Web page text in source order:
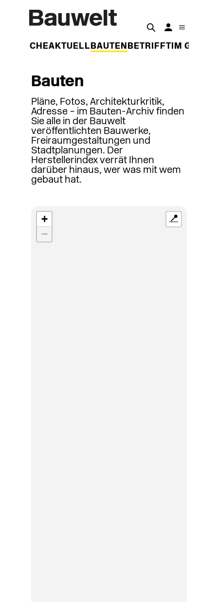
WOCHEAKTUELL BAUTEN BETRIFFT IM
Bauten
Pläne, Fotos, Architekturkritik,
Adresse – im Bauten-Archiv finden
Sie alle in der Bauwelt
veröffentlichten Bauwerke,
Freiraumgestaltungen und
Stadtplanungen. Der
Herstellerindex verrät Ihnen
darüber hinaus, wer was mit wem
gebaut hat.
+
−
📍